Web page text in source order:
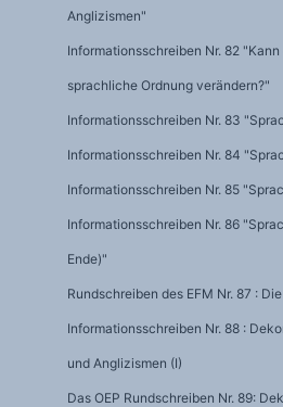
Anglizismen"
Informationsschreiben Nr. 82
sprachliche Ordnung verändern?"
Informationsschreiben Nr. 83
Informationsschreiben Nr. 84
Informationsschreiben Nr. 85
Informationsschreiben Nr. 86
Ende)"
Rundschreiben des EFM Nr. 87 :
Informationsschreiben Nr. 88 :
und Anglizismen (I)
Das OEP Rundschreiben Nr. 89: